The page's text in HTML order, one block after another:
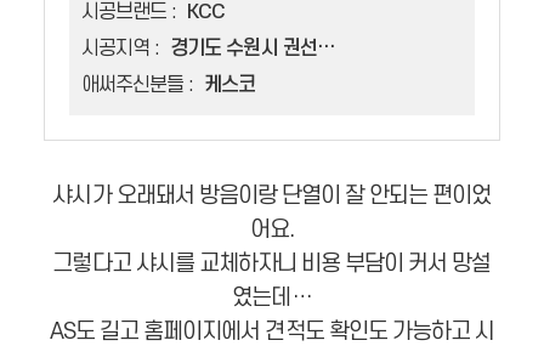
시공브랜드 :
KCC
시공지역 :
경기도 수원시 권선구 권선동
애써주신분들 :
케스코
샤시가 오래돼서 방음이랑 단열이 잘 안되는 편이었
어요.
그렇다고 샤시를 교체하자니 비용 부담이 커서 망설
였는데…
AS도 길고 홈페이지에서 견적도 확인도 가능하고 시